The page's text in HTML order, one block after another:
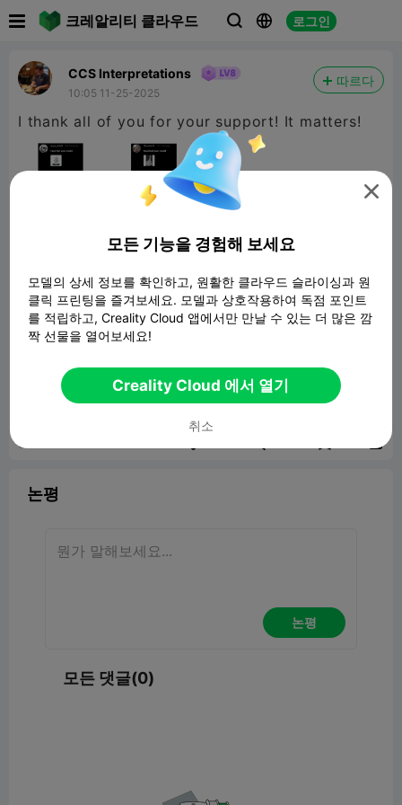
크레알리티 클라우드   로그인
CCS Interpretations
10:05 11-25-2025
따르다
I thank all of you for your support! It matters!
논평
논평
모든 댓글(0)

모든 기능을 경험해 보세요
모델의 상세 정보를 확인하고, 원활한 클라우드 슬라이싱과 원
클릭 프린팅을 즐겨보세요. 모델과 상호작용하여 독점 포인트
를 적립하고, Creality Cloud 앱에서만 만날 수 있는 더 많은 깜
짝 선물을 열어보세요!
Creality Cloud 에서 열기
취소